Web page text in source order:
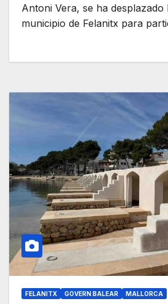
Antoni Vera, se ha desplazado
municipio de Felanitx para
FELANITX GOVERN BALEAR MALLORCA